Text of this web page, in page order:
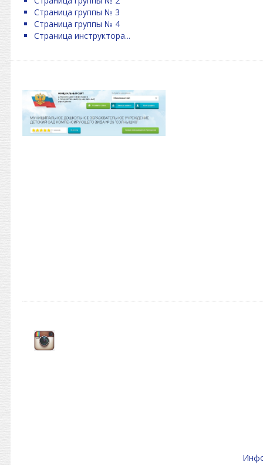
Страница группы № 3
Страница группы № 4
Страница инструктора...